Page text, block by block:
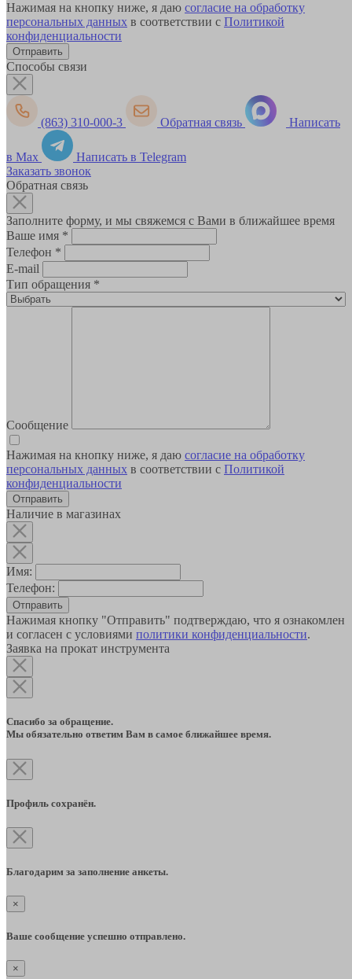
Нажимая на кнопку ниже, я даю согласие на обработку
персональных данных в соответствии с Политикой
конфиденциальности
Способы связи
(863) 310-000-3 Обратная связь Написать
в Max
Написать в Telegram
Заказать звонок
Обратная связь
Заполните форму, и мы свяжемся с Вами в ближайшее время
Ваше имя *
Телефон *
E-mail
Тип обращения *
Сообщение
Нажимая на кнопку ниже, я даю согласие на обработку
персональных данных в соответствии с Политикой
конфиденциальности
Наличие в магазинах
Имя:
Телефон:
Отправить
Нажимая кнопку "Отправить" подтверждаю, что я ознакомлен
и согласен с условиями политики конфиденциальности.
Заявка на прокат инструмента
Спасибо за обращение.
Мы обязательно ответим Вам в самое ближайшее время.
Профиль сохранён.
Благодарим за заполнение анкеты.
×
Ваше сообщение успешно отправлено.
×